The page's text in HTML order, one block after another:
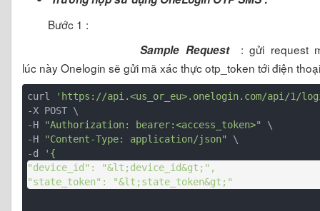
Bước 1 :
Sample Request: gửi request
lúc này Onelogin sẽ gửi mã xác thực otp_token tới điện
curl
'https://api.<us_or_eu>.onelogin.com/api/1/
-X POST \
-H
"Authorization: bearer:<access_token>"
\
-H
"Content-Type: application/json"
\
-d
"device_id": "&lt;device_id&gt;",